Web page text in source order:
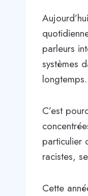
parleurs
systèmes
longtemps.
C’est
particulier
racistes,
Cette